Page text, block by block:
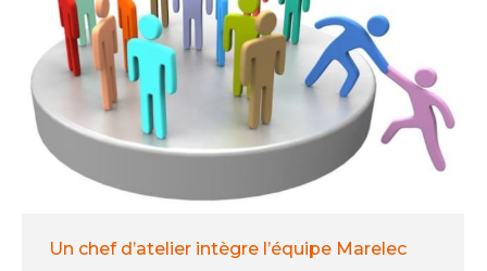
Un chef d’atelier intègre l’équipe Marelec